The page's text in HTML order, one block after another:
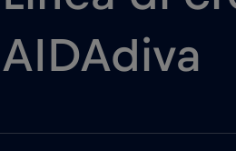
AIDAdiva